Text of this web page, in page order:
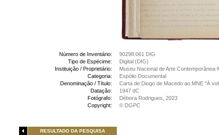
Número de Inventário:
90298.061 DIG
Tipo de Espécime:
Digital (DIG)
Instituição / Proprietário:
Museu Nacional de Arte Contemporânea-
Categoria:
Espólio Documental
Denominação / Título:
Carta de Diogo de Macedo ao MNE "À
Datação:
1947 dC
Fotógrafo:
Débora Rodrigues, 2023
Copyright:
© DGPC
RESULTADO DA PESQUISA